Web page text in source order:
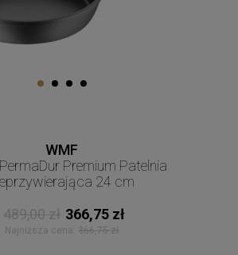
WMF
Premium Patelnia
24 cm
489,00 zł 366,75 zł
Najniższa cena: 366,75 zł